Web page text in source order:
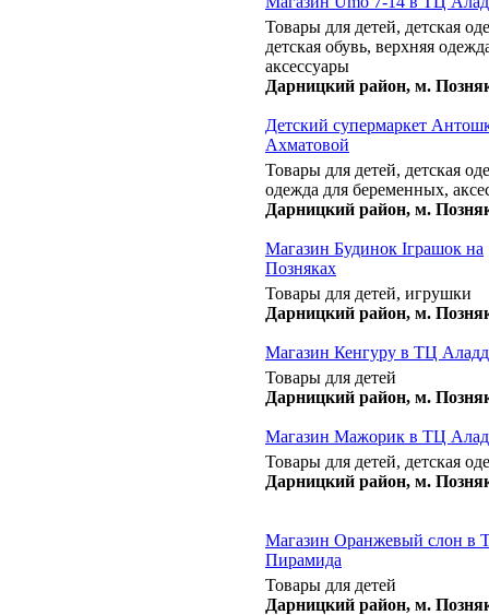
Товары для детей, детская
детская обувь, верхняя
аксессуары
Дарницкий район, м.
Детский супермаркет
Ахматовой
Товары для детей, детская
одежда для беременных,
Дарницкий район, м.
Магазин Будинок Іграшок на
Позняках
Товары для детей, игрушки
Дарницкий район, м.
Магазин Кенгуру в ТЦ
Товары для детей
Дарницкий район, м.
Магазин Мажорик в ТЦ
Товары для детей, детская
Дарницкий район, м.
Магазин Оранжевый слон в
Пирамида
Товары для детей
Дарницкий район, м.